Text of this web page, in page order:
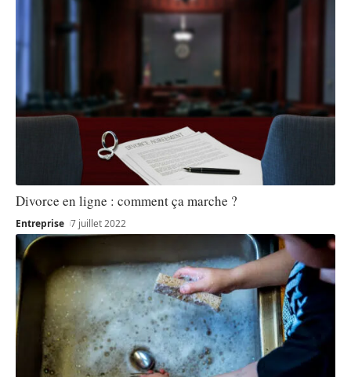
Divorce en ligne : comment ça marche ?
Entreprise 7 juillet 2022